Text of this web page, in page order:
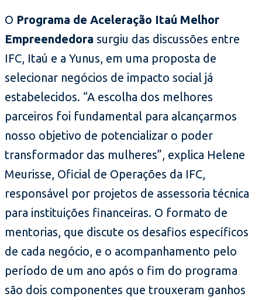
O Programa de Aceleração Itaú Melhor
Empreendedora surgiu das discussões entre
IFC, Itaú e a Yunus, em uma proposta de
selecionar negócios de impacto social já
estabelecidos. “A escolha dos melhores
parceiros foi fundamental para alcançarmos
nosso objetivo de potencializar o poder
transformador das mulheres”, explica Helene
Meurisse, Oficial de Operações da IFC,
responsável por projetos de assessoria técnica
para instituições financeiras. O formato de
mentorias, que discute os desafios específicos
de cada negócio, e o acompanhamento pelo
período de um ano após o fim do programa
são dois componentes que trouxeram ganhos